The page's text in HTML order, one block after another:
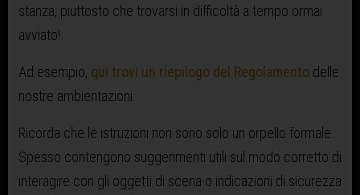
stanza, piuttosto che trovarsi in difficoltà a tempo ormai
avviato!
Ad esempio, qui trovi un riepilogo del Regolamentodelle
nostre ambientazioni.
Ricorda che le istruzioni non sono solo un orpello formale.
Spesso contengono suggerimenti utili sul modo corretto di
interagire con gli oggetti di scena o indicazioni di sicurezza